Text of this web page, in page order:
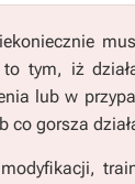
tym, iż
lub w
gorsza